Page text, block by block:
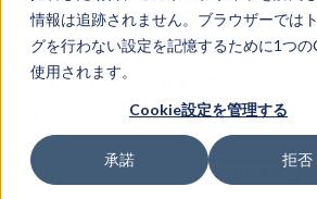
情報は追跡されません。ブラウザーでは
グを行わない設定を記憶するために1つ
使用されます。
Cookie設定を管理する
承諾 拒否
4/14付のDIGITAL Xにて、横浜銀行での
導入について紹介されました
https://dcross.impress.co.jp/docs/
メディア情報